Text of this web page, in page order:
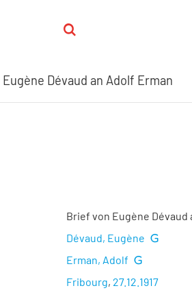
Dévaud an Adolf Erman
Brief von Eugène Dévaud
Dévaud, Eugène
Erman, Adolf
Fribourg, 27.12.1917